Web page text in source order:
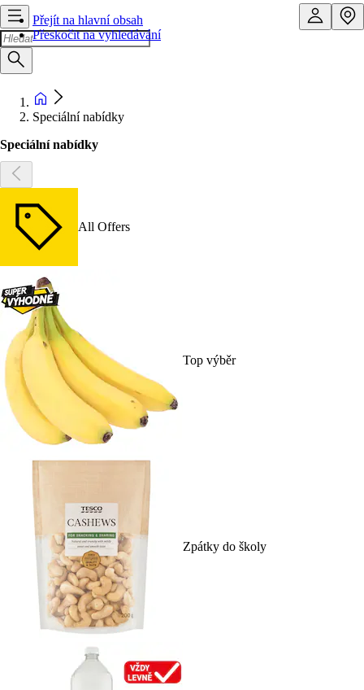
Přejít na hlavní obsah
Přeskočit na vyhledávání
Speciální nabídky
Speciální nabídky
All Offers
Top výběr
Zpátky do školy